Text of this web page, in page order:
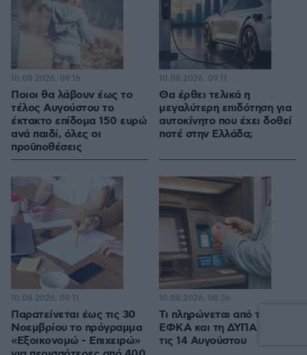
Ποιοι θα λάβουν έως το
τέλος Αυγούστου το
έκτακτο επίδομα 150 ευρώ
ανά παιδί, όλες οι
προϋποθέσεις
10.08.2026, 09:16
Θα έρθει τελικά η
μεγαλύτερη επιδότηση για
αυτοκίνητο που έχει δοθεί
ποτέ στην Ελλάδα;
10.08.2026, 09:11
Παρατείνεται έως τις 30
Νοεμβρίου το πρόγραμμα
«Εξοικονομώ - Επιχειρώ»
10.08.2026, 09:11
Τι πληρώνεται από τον e-
ΕΦΚΑ και τη ΔΥΠΑ έως
τις 14 Αυγούστου
10.08.2026, 08:36